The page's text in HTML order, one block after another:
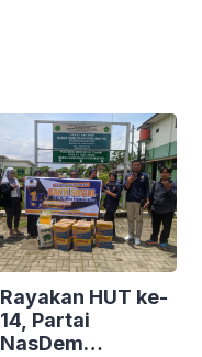
Rayakan HUT ke-
14, Partai
NasDem